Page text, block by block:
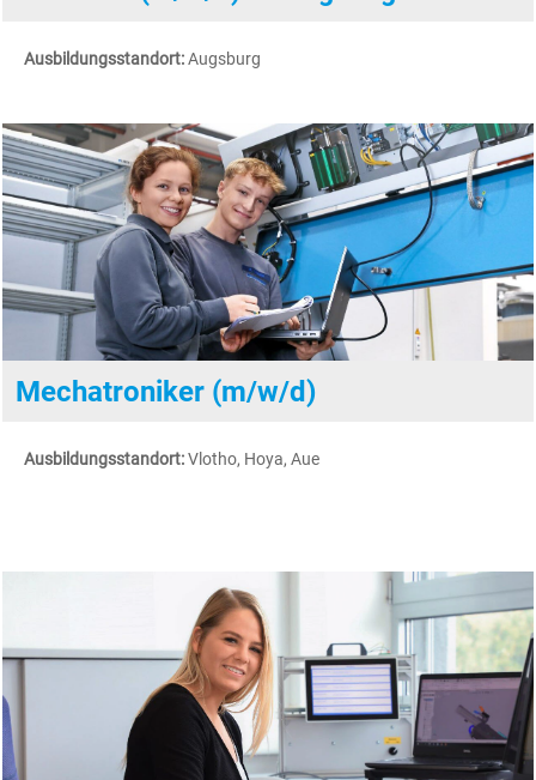
Ausbildungsstandort:Augsburg
Mechatroniker (m/w/d)
Ausbildungsstandort:Vlotho, Hoya, Aue